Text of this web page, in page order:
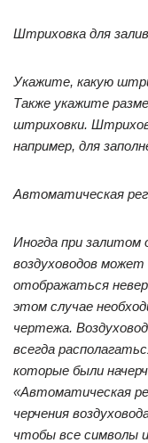
Штриховка для
Укажите, какую
Также укажите
штриховки.
например, для
Автоматическая
Иногда при залитом
воздуховодов
отображаться
этом случае
чертежа.
всегда
которые были
«Автоматическая
черчения
чтобы все символы